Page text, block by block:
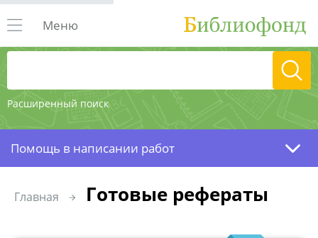
Расширенный поиск
Меню
Помощь в написании работ
Главная Готовые рефераты